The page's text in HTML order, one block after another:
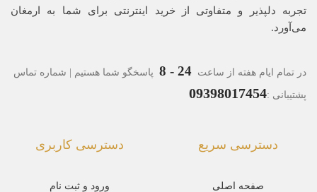
تجربه‌ دلپذیر و متفاوتی از خرید اینترنتی برای شما به ارمغان
می‌آورد.
در تمام ایام هفته از ساعت 24 - 8 پاسخگو شما هستیم | شماره تماس
پشتیبانی :09398017454
دسترسی سریع
صفحه اصلی
دسترسی کاربری
ورود و ثبت نام